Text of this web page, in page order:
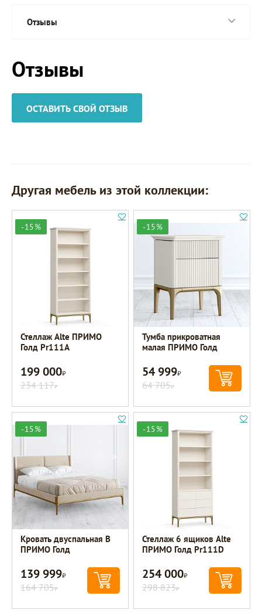
Отзывы
Отзывы
ОСТАВИТЬ СВОЙ ОТЗЫВ
Другая мебель из этой коллекции:
-15%
Стеллаж Alte ПРИМО
Голд Pr111A
199 000Р
234 117Р
-15%
Тумба прикроватная
малая ПРИМО Голд
54 999Р
64 705Р
-15%
Кровать двуспальная B
ПРИМО Голд
139 999Р
164 705Р
-15%
Стеллаж 6 ящиков Alte
ПРИМО Голд Pr111D
254 000Р
298 823Р